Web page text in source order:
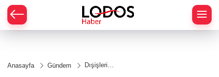
Anasayfa Gündem
Dışişleri